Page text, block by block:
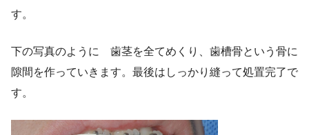
す。
下の写真のように 歯茎を全てめくり、歯槽骨という骨に
隙間を作っていきます。最後はしっかり縫って処置完了で
す。